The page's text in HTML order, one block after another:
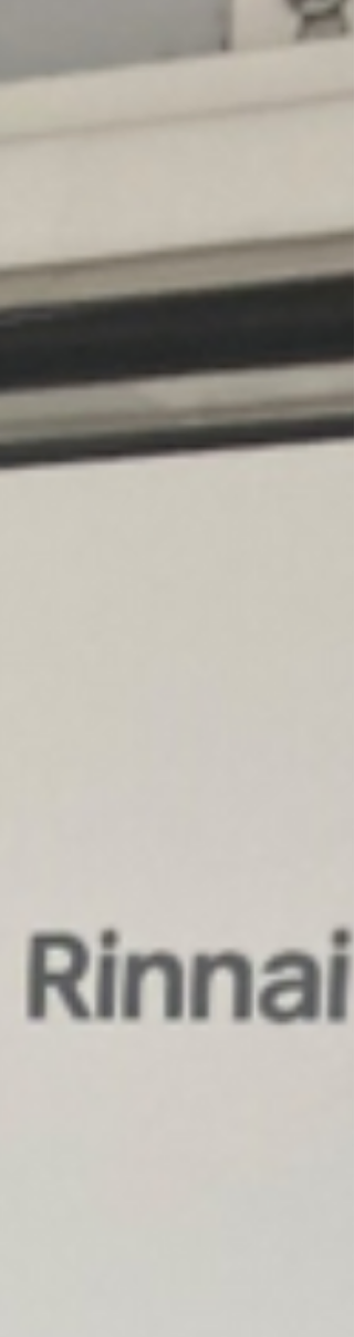
快適さと安全を維持するために不可欠です。ここ
では、給湯器交換のサインとその重要性について